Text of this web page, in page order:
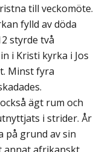
till veckomöte.
fylld av döda
styrde två
i Kristi kyrka i Jos
Minst fyra
ägt rum och
i strider. År
på grund av sin
annat afrikanskt